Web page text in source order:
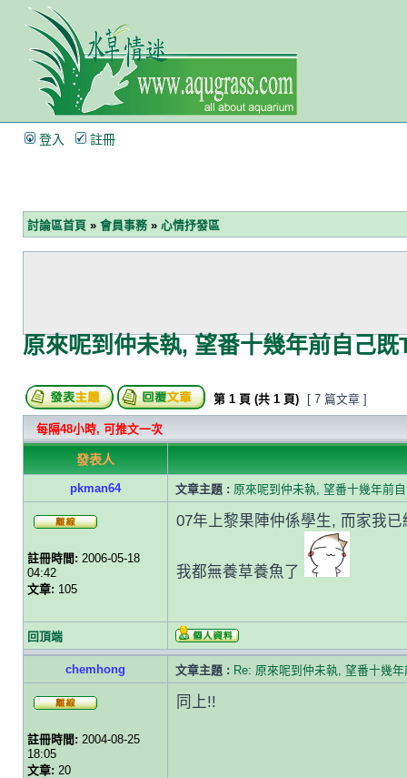
登入 註冊
討論區首頁 » 會員事務 » 心情抒發區
原來呢到仲未執, 望番十幾年前自己
第 1 頁 (共 1 頁) [ 7 篇文章 ]
每隔48小時, 可推文一次
發表人
pkman64 文章主題 : 原來呢到仲未執, 望番十幾年前
註冊時間: 2006-05-18
04:42
文章: 105
07年上黎果陣仲係學生, 而家我
我都無養草養魚了
回頂端
chemhong 文章主題 : Re: 原來呢到仲未執, 望番十幾
註冊時間: 2004-08-25
18:05
文章: 20
同上!!